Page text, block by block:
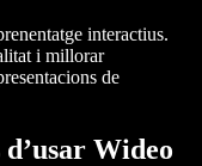
interactius.
i millorar
de
Wideo